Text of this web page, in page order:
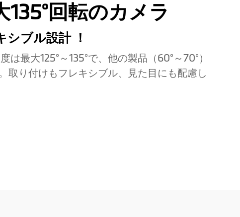
135°回転のカメラ
シブル設計 ！
は最大125°～135°で、他の製品（60°～70°）
取り付けもフレキシブル、見た目にも配慮し